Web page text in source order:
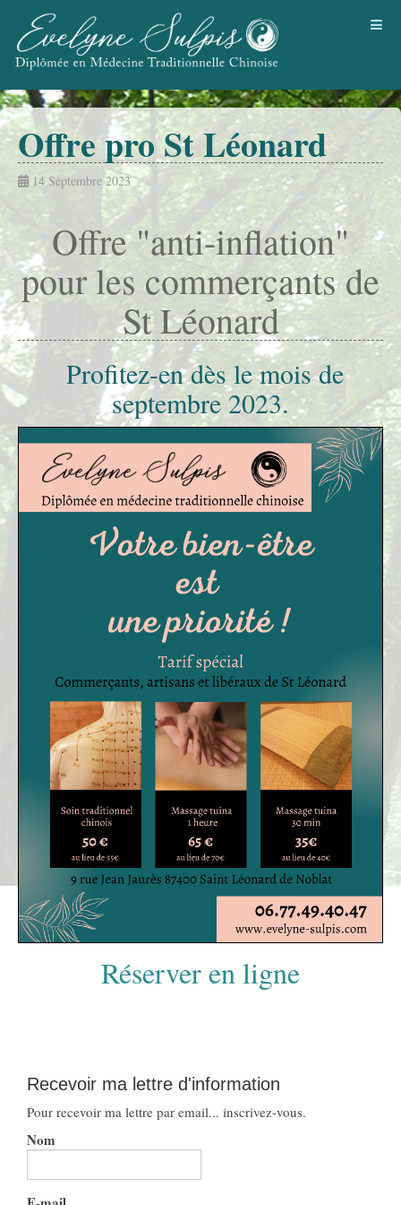
Offre pro St Léonard
14 Septembre 2023
Offre "anti-inflation"
pour les commerçants de
St Léonard
Profitez-en dès le mois de
septembre 2023.
Réserver en ligne
Recevoir ma lettre d'information
Pour recevoir ma lettre par email... inscrivez-vous.
Nom